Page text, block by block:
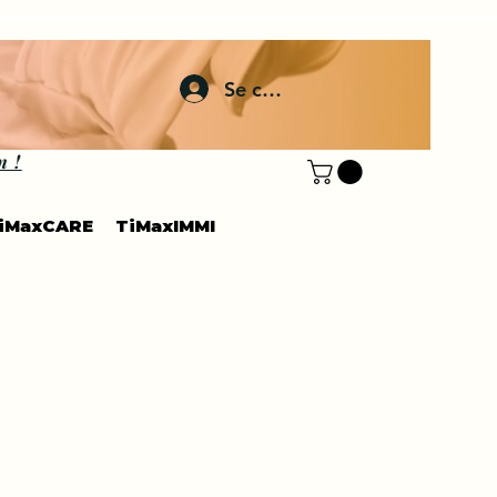
Se connecter
!
TiMaxIMMI